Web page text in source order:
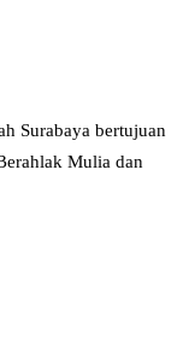
Surabaya bertujuan
Mulia dan